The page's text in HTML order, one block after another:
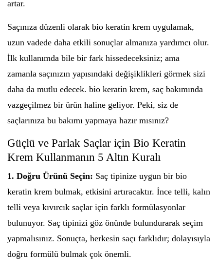
artar.
Saçınıza düzenli olarak bio keratin krem uygulamak,
uzun vadede daha etkili sonuçlar almanıza yardımcı olur.
İlk kullanımda bile bir fark hissedeceksiniz; ama
zamanla saçınızın yapısındaki değişiklikleri görmek sizi
daha da mutlu edecek. bio keratin krem, saç bakımında
vazgeçilmez bir ürün haline geliyor. Peki, siz de
saçlarınıza bu bakımı yapmaya hazır mısınız?
Güçlü ve Parlak Saçlar için Bio Keratin
Krem Kullanmanın 5 Altın Kuralı
1. Doğru Ürünü Seçin: Saç tipinize uygun bir bio
keratin krem bulmak, etkisini artıracaktır. İnce telli, kalın
telli veya kıvırcık saçlar için farklı formülasyonlar
bulunuyor. Saç tipinizi göz önünde bulundurarak seçim
yapmalısınız. Sonuçta, herkesin saçı farklıdır; dolayısıyla
doğru formülü bulmak çok önemli.